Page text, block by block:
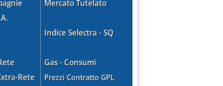
Rete
Mercato Tutelato
Indice Selectra - SQ
Gas - Consumi
Prezzi Contratto GPL